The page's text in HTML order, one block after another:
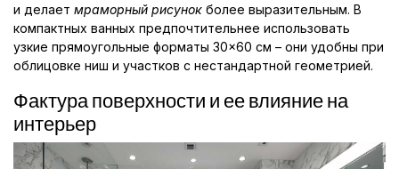
и делает мраморный рисунок более выразительным. В
компактных ванных предпочтительнее использовать
узкие прямоугольные форматы 30×60 см – они удобны при
облицовке ниш и участков с нестандартной геометрией.
Фактура поверхности и ее влияние на
интерьер